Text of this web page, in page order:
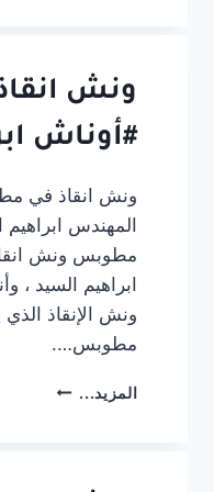
حي
وسط
ونش
#أوناش
ونش انقاذ في
المهندس
مطوبس ونش
ابراهيم السيد ،
ونش الإنقاذ
مطوبس….
المزيد... ونش